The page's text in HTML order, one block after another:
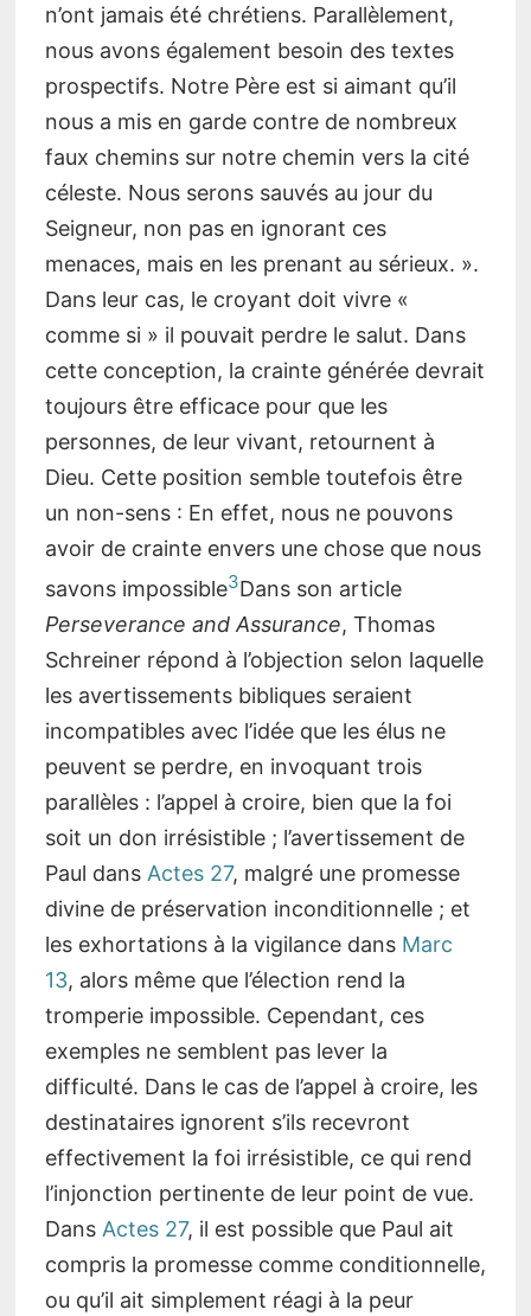
n’ont jamais été chrétiens. Parallèlement,
nous avons également besoin des textes
prospectifs. Notre Père est si aimant qu’il
nous a mis en garde contre de nombreux
faux chemins sur notre chemin vers la cité
céleste. Nous serons sauvés au jour du
Seigneur, non pas en ignorant ces
menaces, mais en les prenant au sérieux. ».
Dans leur cas, le croyant doit vivre «
comme si » il pouvait perdre le salut. Dans
cette conception, la crainte générée devrait
toujours être efficace pour que les
personnes, de leur vivant, retournent à
Dieu. Cette position semble toutefois être
un non-sens : En effet, nous ne pouvons
avoir de crainte envers une chose que nous
savons impossible3Dans son article
Perseverance and Assurance, Thomas
Schreiner répond à l’objection selon laquelle
les avertissements bibliques seraient
incompatibles avec l’idée que les élus ne
peuvent se perdre, en invoquant trois
parallèles : l’appel à croire, bien que la foi
soit un don irrésistible ; l’avertissement de
Paul dans Actes 27, malgré une promesse
divine de préservation inconditionnelle ; et
les exhortations à la vigilance dans Marc
13, alors même que l’élection rend la
tromperie impossible. Cependant, ces
exemples ne semblent pas lever la
difficulté. Dans le cas de l’appel à croire, les
destinataires ignorent s’ils recevront
effectivement la foi irrésistible, ce qui rend
l’injonction pertinente de leur point de vue.
Dans Actes 27, il est possible que Paul ait
compris la promesse comme conditionnelle,
ou qu’il ait simplement réagi à la peur